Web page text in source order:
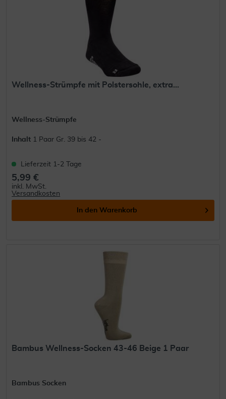
Wellness-Strümpfe mit Polstersohle, extra...
Wellness-Strümpfe
Inhalt 1 Paar Gr. 39 bis 42 -
Lieferzeit 1-2 Tage
5,99 €
inkl. MwSt.
Versandkosten
In den Warenkorb
Bambus Wellness-Socken 43-46 Beige 1 Paar
Bambus Socken